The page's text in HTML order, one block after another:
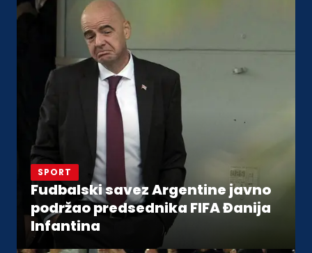
SPORT
Fudbalski savez Argentine javno
podržao predsednika FIFA Đanija
Infantina